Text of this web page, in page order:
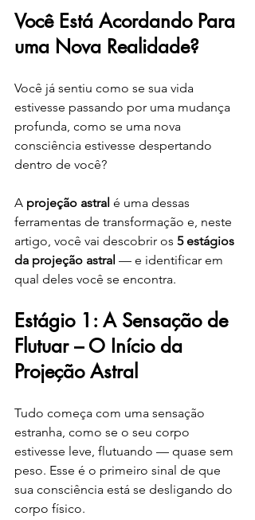
Você Está Acordando Para
uma Nova Realidade?
Você já sentiu como se sua vida
estivesse passando por uma mudança
profunda, como se uma nova
consciência estivesse despertando
dentro de você?
A projeção astral é uma dessas
ferramentas de transformação e, neste
artigo, você vai descobrir os 5 estágios
da projeção astral — e identificar em
qual deles você se encontra.
Estágio 1: A Sensação de
Flutuar – O Início da
Projeção Astral
Tudo começa com uma sensação
estranha, como se o seu corpo
estivesse leve, flutuando — quase sem
peso. Esse é o primeiro sinal de que
sua consciência está se desligando do
corpo físico.